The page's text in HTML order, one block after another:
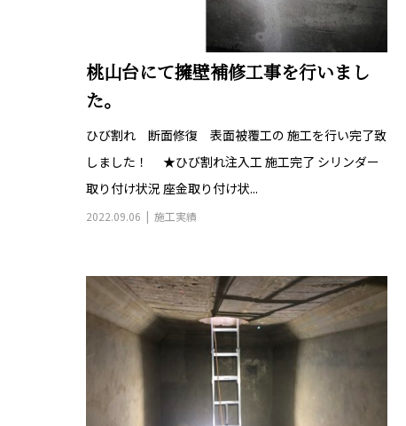
桃山台にて擁壁補修工事を行いまし
た。
ひび割れ 断面修復 表面被覆工の 施工を行い完了致
しました！ ★ひび割れ注入工 施工完了 シリンダー
取り付け状況 座金取り付け状...
2022.09.06 施工実績